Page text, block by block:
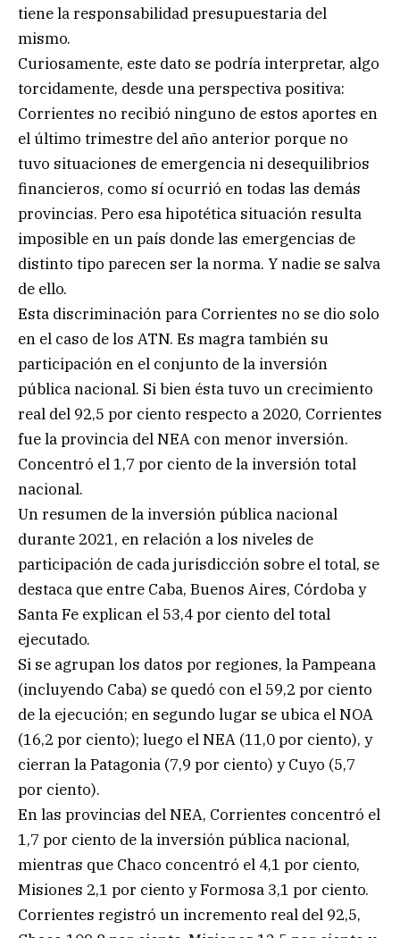
tiene la responsabilidad presupuestaria del
mismo.
Curiosamente, este dato se podría interpretar, algo
torcidamente, desde una perspectiva positiva:
Corrientes no recibió ninguno de estos aportes en
el último trimestre del año anterior porque no
tuvo situaciones de emergencia ni desequilibrios
financieros, como sí ocurrió en todas las demás
provincias. Pero esa hipotética situación resulta
imposible en un país donde las emergencias de
distinto tipo parecen ser la norma. Y nadie se salva
de ello.
Esta discriminación para Corrientes no se dio solo
en el caso de los ATN. Es magra también su
participación en el conjunto de la inversión
pública nacional. Si bien ésta tuvo un crecimiento
real del 92,5 por ciento respecto a 2020, Corrientes
fue la provincia del NEA con menor inversión.
Concentró el 1,7 por ciento de la inversión total
nacional.
Un resumen de la inversión pública nacional
durante 2021, en relación a los niveles de
participación de cada jurisdicción sobre el total, se
destaca que entre Caba, Buenos Aires, Córdoba y
Santa Fe explican el 53,4 por ciento del total
ejecutado.
Si se agrupan los datos por regiones, la Pampeana
(incluyendo Caba) se quedó con el 59,2 por ciento
de la ejecución; en segundo lugar se ubica el NOA
(16,2 por ciento); luego el NEA (11,0 por ciento), y
cierran la Patagonia (7,9 por ciento) y Cuyo (5,7
por ciento).
En las provincias del NEA, Corrientes concentró el
1,7 por ciento de la inversión pública nacional,
mientras que Chaco concentró el 4,1 por ciento,
Misiones 2,1 por ciento y Formosa 3,1 por ciento.
Corrientes registró un incremento real del 92,5,